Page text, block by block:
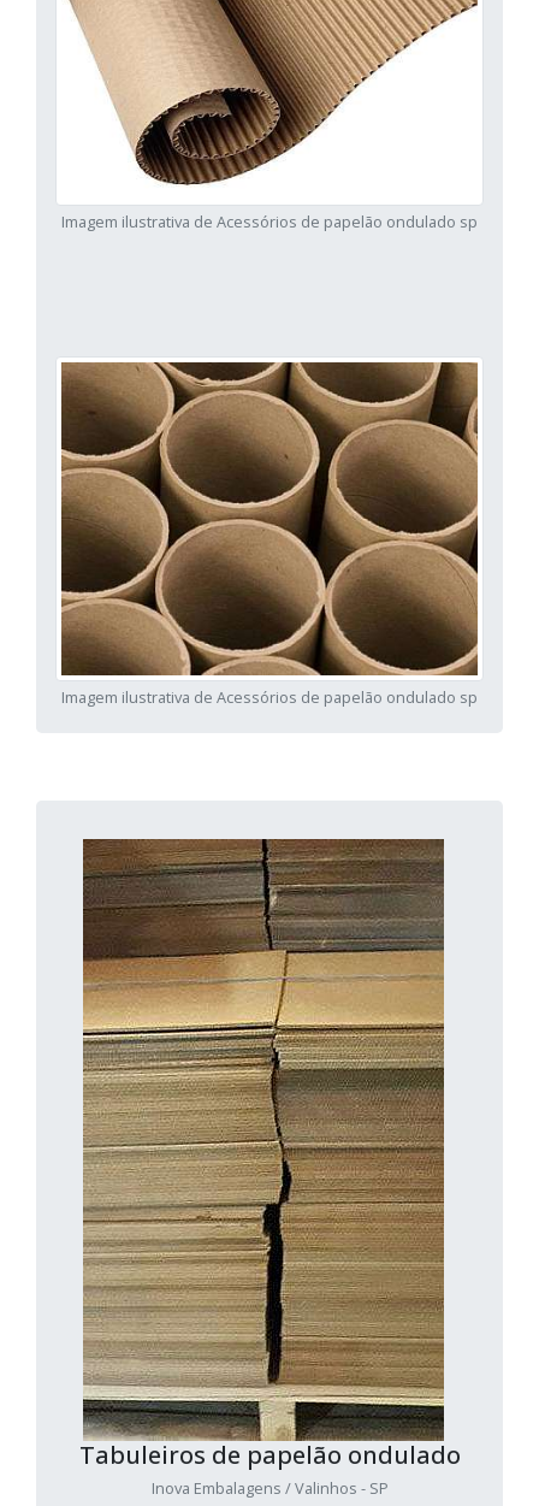
Imagem ilustrativa de Acessórios de papelão ondulado sp
Imagem ilustrativa de Acessórios de papelão ondulado sp
Tabuleiros de papelão ondulado
Inova Embalagens / Valinhos - SP